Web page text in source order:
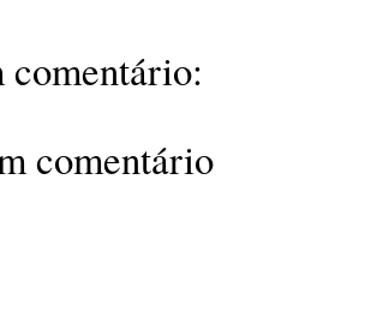
comentário:
comentário